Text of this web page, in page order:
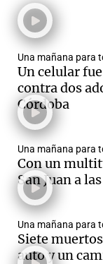
Una mañana para
Un celular
contra dos
Córdoba
Una mañana para
Con un
San Juan a
Una mañana para
Siete
auto y un